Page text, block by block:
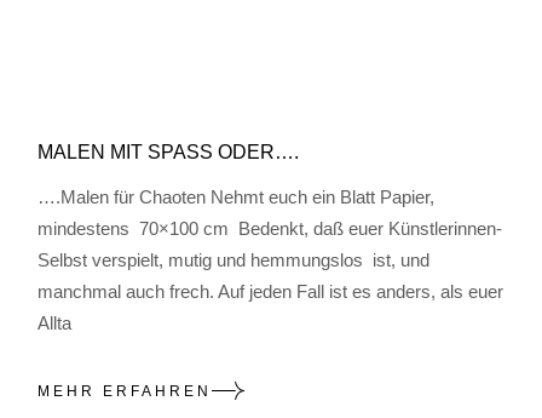
MALEN MIT SPASS ODER….
….Malen für Chaoten Nehmt euch ein Blatt Papier,
mindestens 70×100 cm Bedenkt, daß euer Künstlerinnen-
Selbst verspielt, mutig und hemmungslos ist, und
manchmal auch frech. Auf jeden Fall ist es anders, als euer
Allta
MEHR ERFAHREN